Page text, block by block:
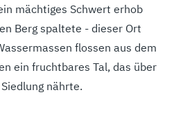
mächtiges Schwert erhob
Berg spaltete - dieser Ort
flossen aus dem
ein fruchtbares Tal, das über
nährte.